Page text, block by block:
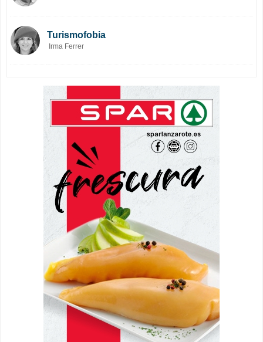
Turismofobia
Irma Ferrer